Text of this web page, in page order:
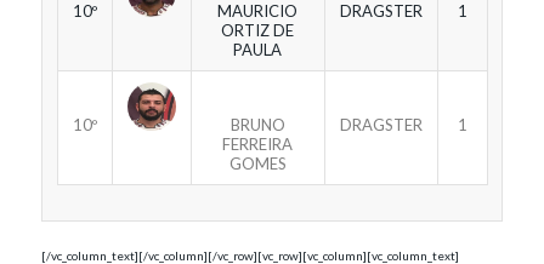
10º
MAURICIO
ORTIZ DE
PAULA
DRAGSTER 1
10º
BRUNO
FERREIRA
GOMES
DRAGSTER 1
[/vc_column_text][/vc_column][/vc_row][vc_row][vc_column][vc_column_text]